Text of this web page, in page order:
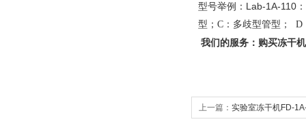
型号举例： Lab-1A-110 ：
型；C：多歧型管型； D
我们的服务：购买冻干
上一篇： 实验室冻干机FD-